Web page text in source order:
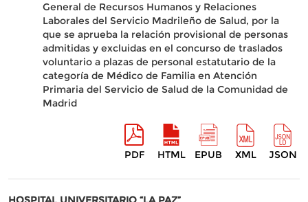
General de Recursos Humanos y Relaciones
Laborales del Servicio Madrileño de Salud, por la
que se aprueba la relación provisional de personas
admitidas y excluidas en el concurso de traslados
voluntario a plazas de personal estatutario de la
categoría de Médico de Familia en Atención
Primaria del Servicio de Salud de la Comunidad de
Madrid
PDF HTML EPUB XML JSON